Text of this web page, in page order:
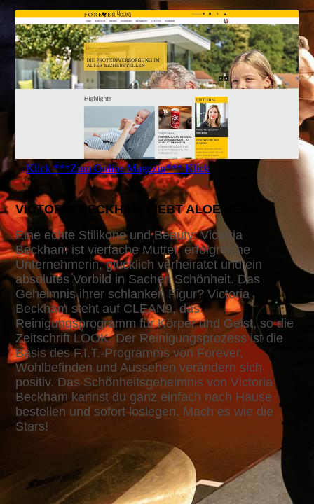
Klick ***Zum Online Magazin*** Klick
VICTORIA BECKHAM LIEBT ALOE VERA
Eine echte Stilikone und Beauty: Victoria
Beckham ist vierfache Mutter, erfolgreiche
Unternehmerin, glücklich verheiratet und ein
absolutes Vorbild in Sachen Schönheit. Das
Geheimnis ihrer schlanken Figur? Victoria
Beckham steht auf CLEAN9, das
Reinigungsprogramm für Körper und Geist, so die
Zeitschrift LOOK. Der Reinigungsprozess ist die
Basis des F.I.T.-Programms von Forever,
Wohlbefinden und Aussehen verändern sich
positiv. Das Schönheitsgeheimnis von Victoria
Beckham kannst du ganz einfach nach Hause
bestellen und sofort loslegen. Mach es wie die
Stars!